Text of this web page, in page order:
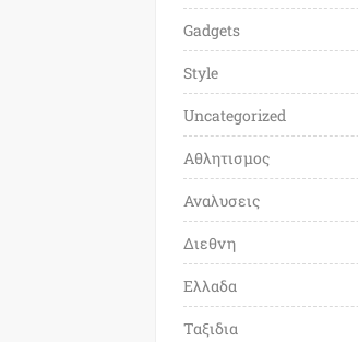
Gadgets
Style
Uncategorized
Αθλητισμος
Αναλυσεις
Διεθνη
Ελλαδα
Ταξιδια